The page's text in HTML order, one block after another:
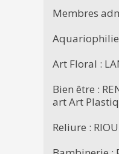
Membres
Aquariophilie
Art Floral :
Bien être :
art Art
Reliure :